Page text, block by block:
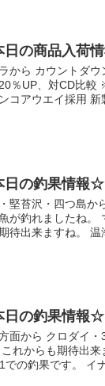
の商品入荷
から カウントダ
％UP、対CD比
コアウエイ採用
の釣果情報☆
堅苔沢・四つ島か
が釣れましたね。
待出来ますね。 温
の釣果情報☆
面から クロダイ
れからも期待出来
での釣果です。 イ